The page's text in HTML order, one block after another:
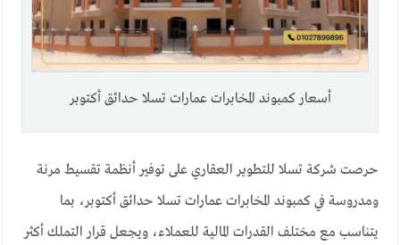
أسعار كمبوند المخابرات عمارات تسلا حدائق أكتوبر
حرصت شركة تسلا للتطوير العقاري على توفير أنظمة تقسيط مرنة
ومدروسة في كمبوند المخابرات عمارات تسلا حدائق أكتوبر، بما
يتناسب مع مختلف القدرات المالية للعملاء، ويجعل قرار التملك أكثر